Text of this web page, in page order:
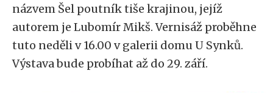
názvem Šel poutník tiše krajinou, jejíž
autorem je Lubomír Mikš. Vernisáž proběhne
tuto neděli v 16.00 v galerii domu U Synků.
Výstava bude probíhat až do 29. září.